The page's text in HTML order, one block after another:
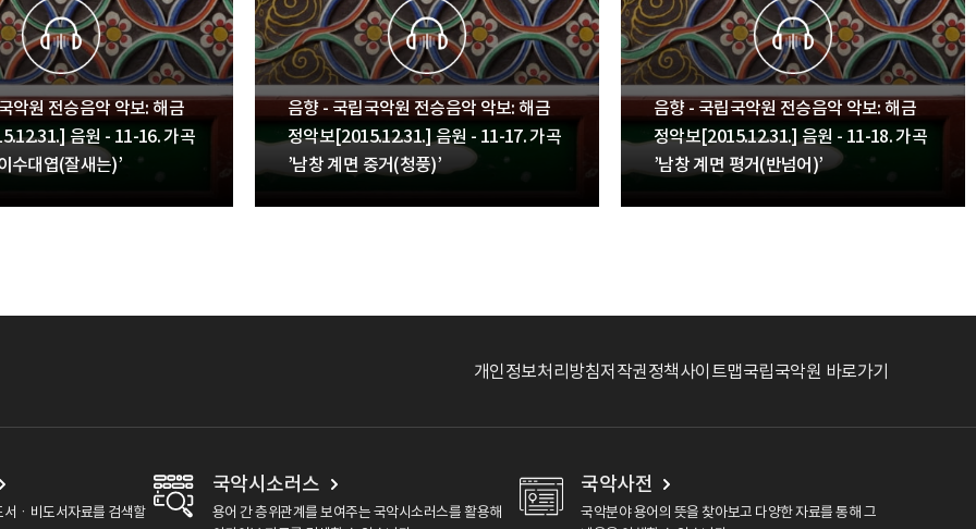
악원 전승음악 악보: 해금
음원 - 11-16. 가곡
수대엽(잘새는)’
음향 - 국립국악원 전승음악 악보: 해금
정악보[2015.12.31.] 음원 - 11-17. 가곡
’남창 계면 중거(청풍)’
음향 - 국립국악원 전승음악 악보: 해금
정악보[2015.12.31.] 음원 - 11-18. 가곡
’남창 계면 평거(반넘어)’
개인정보처리방침저작권정책사이트맵국립국악원 바로가기
ㆍ비도서자료를 검색할
국악시소러스
용어 간 층위관계를 보여주는 국악시소러스를 활용해
국악사전
국악분야 용어의 뜻을 찾아보고 다양한 자료를 통해 그